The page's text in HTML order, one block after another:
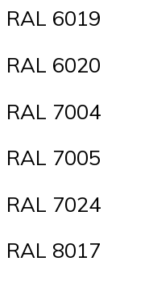
RAL 6019
RAL 6020
RAL 7004
RAL 7005
RAL 7024
RAL 8017